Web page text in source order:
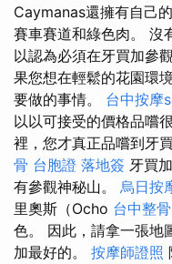
Caymanas還擁有自己
賽車賽道和綠色肉。 沒
以認為必須在牙買加參
果您想在輕鬆的花園環
要做的事情。 台中按摩
以以可接受的價格品嚐
裡，您才真正品嚐到牙
骨 台胞證 落地簽 牙買
有參觀神秘山。 烏日按
里奧斯（Ocho 台中整骨
色。 因此，請拿一張地
加最好的。 按摩師證照